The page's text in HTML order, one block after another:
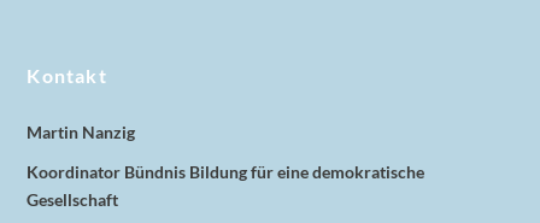
Kontakt
Martin Nanzig
Koordinator Bündnis Bildung für eine demokratische
Gesellschaft